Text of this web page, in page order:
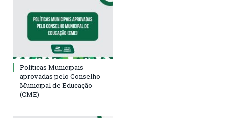
Políticas Municipais
aprovadas pelo Conselho
Municipal de Educação
(CME)